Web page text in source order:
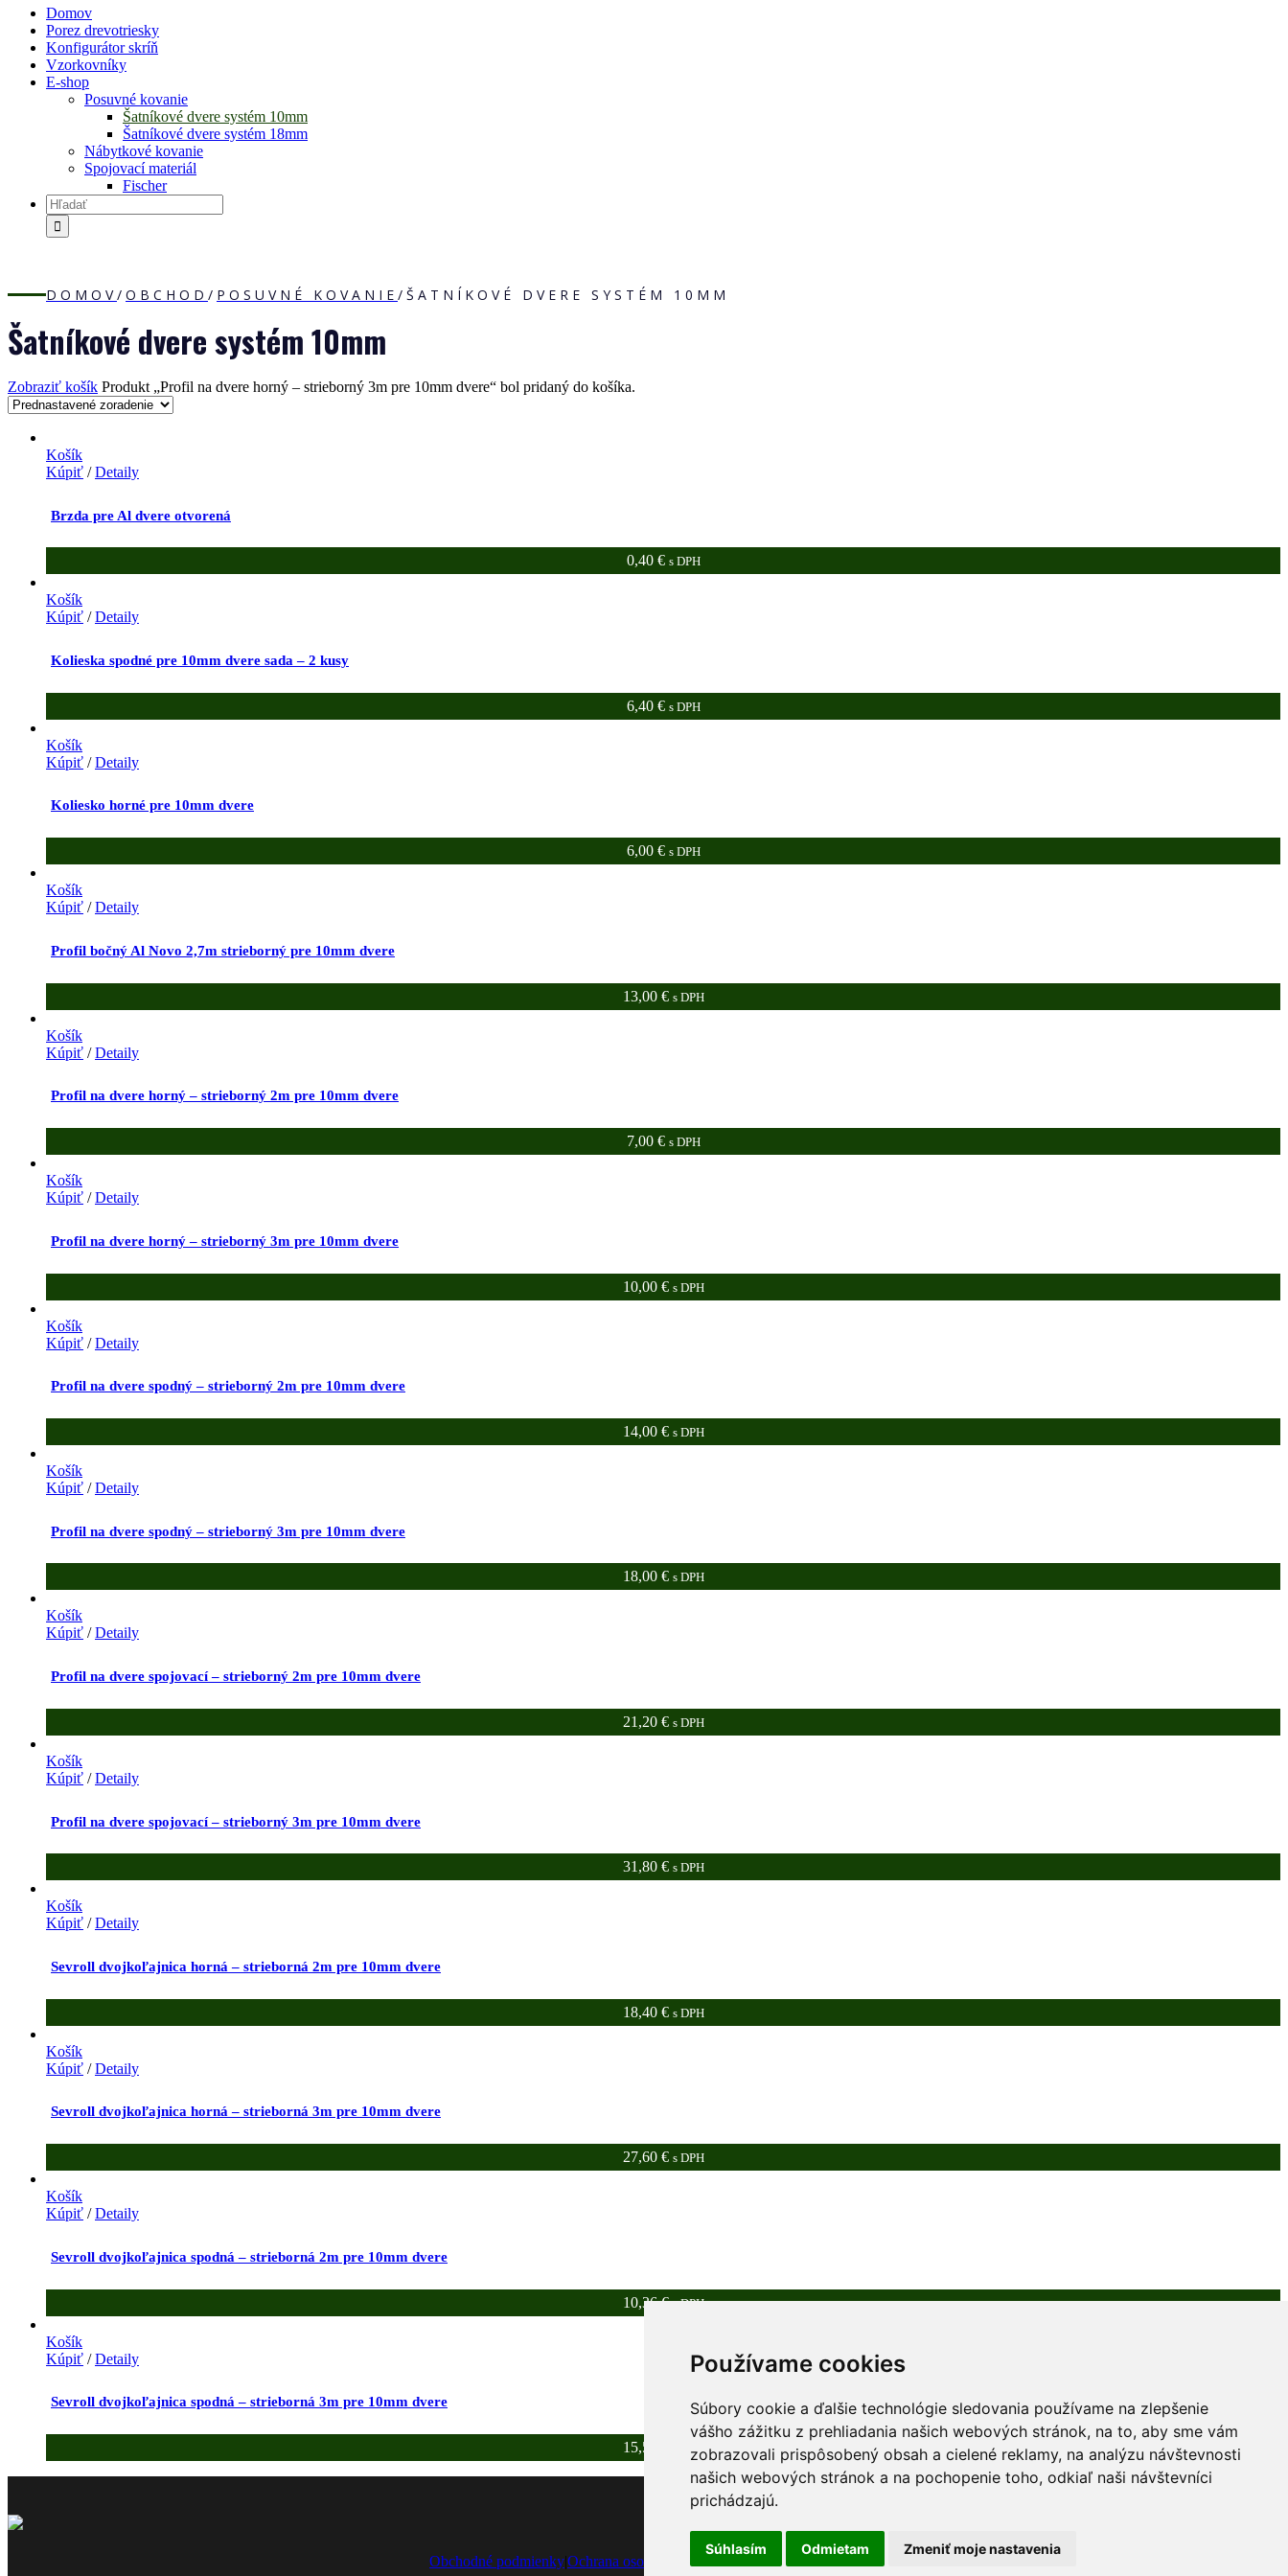
Používame cookies
Súbory cookie a ďalšie technológie sledovania používame na zlepšenie
vášho zážitku z prehliadania našich webových stránok, na to, aby sme vám
zobrazovali prispôsobený obsah a cielené reklamy, na analýzu návštevnosti
našich webových stránok a na pochopenie toho, odkiaľ naši návštevníci
prichádzajú.
Súhlasím Odmietam Zmeniť moje nastavenia
Domov
Porez drevotriesky
Konfigurátor skríň
Vzorkovníky
E-shop
Posuvné kovanie
Šatníkové dvere systém 10mm
Šatníkové dvere systém 18mm
Nábytkové kovanie
Spojovací materiál
Fischer
Šatníkové dvere systém 10mm
DOMOV/ OBCHOD / POSUVNÉ KOVANIE / ŠATNÍKOVÉ DVERE SYSTÉM 10MM
Zobraziť košík Produkt „Profil na dvere horný – strieborný 3m pre 10mm dvere“ bol pridaný do košíka.
Košík
Kúpiť /Detaily
Brzda pre Al dvere otvorená
0,40 € s DPH
Košík
Kúpiť /Detaily
Kolieska spodné pre 10mm dvere sada – 2 kusy
6,40 € s DPH
Košík
Kúpiť /Detaily
Koliesko horné pre 10mm dvere
6,00 € s DPH
Košík
Kúpiť /Detaily
Profil bočný Al Novo 2,7m strieborný pre 10mm dvere
13,00 € s DPH
Košík
Kúpiť /Detaily
Profil na dvere horný – strieborný 2m pre 10mm dvere
7,00 € s DPH
Košík
Kúpiť /Detaily
Profil na dvere horný – strieborný 3m pre 10mm dvere
10,00 € s DPH
Košík
Kúpiť /Detaily
Profil na dvere spodný – strieborný 2m pre 10mm dvere
14,00 € s DPH
Košík
Kúpiť /Detaily
Profil na dvere spodný – strieborný 3m pre 10mm dvere
18,00 € s DPH
Košík
Kúpiť /Detaily
Profil na dvere spojovací – strieborný 2m pre 10mm dvere
21,20 € s DPH
Košík
Kúpiť /Detaily
Profil na dvere spojovací – strieborný 3m pre 10mm dvere
31,80 € s DPH
Košík
Kúpiť /Detaily
Sevroll dvojkoľajnica horná – strieborná 2m pre 10mm dvere
18,40 € s DPH
Košík
Kúpiť /Detaily
Sevroll dvojkoľajnica horná – strieborná 3m pre 10mm dvere
27,60 € s DPH
Košík
Kúpiť /Detaily
Sevroll dvojkoľajnica spodná – strieborná 2m pre 10mm dvere
10,36€ s DPH
Košík
Kúpiť /Detaily
Sevroll dvojkoľajnica spodná – strieborná 3m pre 10mm dvere
15,55 s DPH
Obchodné podmienkyOchrana osobných údajov Často kladené otázky